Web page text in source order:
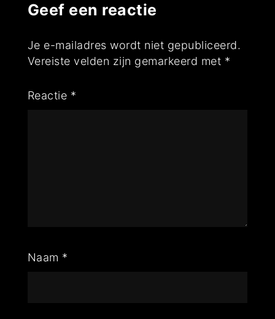
Geef een reactie
Je e-mailadres wordt niet gepubliceerd.
Vereiste velden zijn gemarkeerd met *
Reactie *
Naam *